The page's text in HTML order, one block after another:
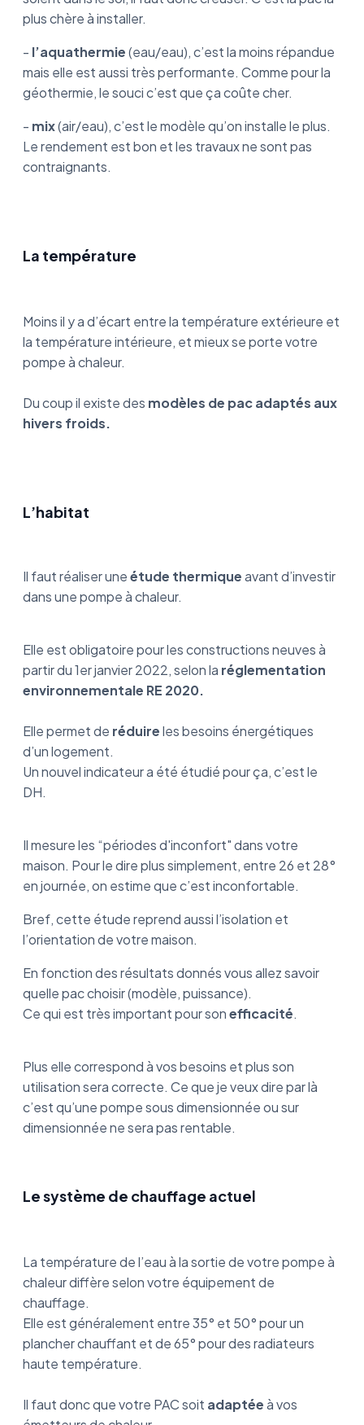
plus chère à installer.
- l’aquathermie(eau/eau), c’est la moins répandue
mais elle est aussi très performante. Comme pour la
géothermie, le souci c’est que ça coûte cher.
- mix(air/eau), c’est le modèle qu’on installe le plus.
Le rendement est bon et les travaux ne sont pas
contraignants.
La température
Moins il y a d’écart entre la température extérieure et
la température intérieure, et mieux se porte votre
pompe à chaleur.
Du coup il existe des modèles de pac adaptés aux
hivers froids.
L’habitat
Il faut réaliser uneétude thermiqueavant d’investir
dans une pompe à chaleur.
Elle est obligatoire pour les constructions neuves à
partir du 1er janvier 2022, selon la réglementation
environnementale RE 2020.
Elle permet de réduireles besoins énergétiques
d’un logement.
Un nouvel indicateur a été étudié pour ça, c’est le
DH.
Il mesure les “périodes d'inconfort" dans votre
maison. Pour le dire plus simplement, entre 26 et 28°
en journée, on estime que c’est inconfortable.
Bref, cette étude reprend aussi l’isolation et
l’orientation de votre maison.
En fonction des résultats donnés vous allez savoir
quelle pac choisir (modèle, puissance).
Ce qui est très important pour sonefficacité.
Plus elle correspond à vos besoins et plus son
utilisation sera correcte. Ce que je veux dire par là
c’est qu’une pompe sous dimensionnée ou sur
dimensionnée ne sera pas rentable.
Le système de chauffage actuel
La température de l’eau à la sortie de votre pompe à
chaleur diffère selon votre équipement de
chauffage.
Elle est généralement entre 35° et 50° pour un
plancher chauffant et de 65° pour des radiateurs
haute température.
Il faut donc que votre PAC soit adaptéeà vos